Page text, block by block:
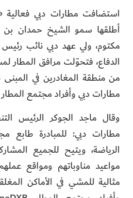
استضافت مطارات دبي فعالية
أطلقها سمو الشيخ حمدان
مكتوم، ولي عهد دبي نائب
الدفاع، فتحوّلت مرافق المطار
مطارات دبي وأفراد مجتمع
وقال ماجد الجوكر الرئيس
مطارات دبي: للمبادرة
الرياضة، ويتيح للجميع
مواعيد مناوباتهم ومواقع
مثالية للمشي في الأماكن